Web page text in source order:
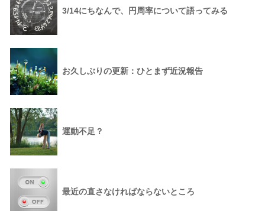
3/14にちなんで、円周率について語ってみる
お久しぶりの更新：ひとまず近況報告
運動不足？
最近の直さなければならないところ